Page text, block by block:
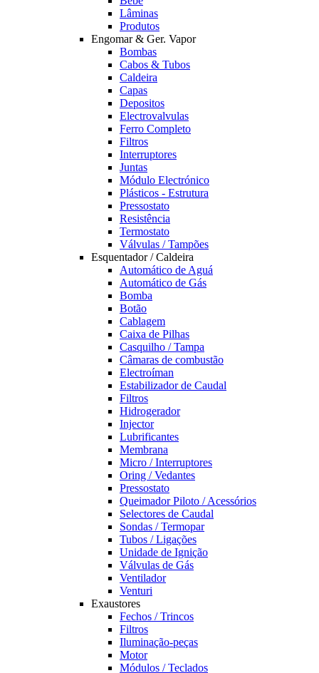
Lâminas
Produtos
Engomar & Ger. Vapor
Bombas
Cabos & Tubos
Caldeira
Capas
Depositos
Electrovalvulas
Ferro Completo
Filtros
Interruptores
Juntas
Módulo Electrónico
Plásticos - Estrutura
Pressostato
Resistência
Termostato
Válvulas / Tampões
Esquentador / Caldeira
Automático de Aguá
Automático de Gás
Bomba
Botão
Cablagem
Caixa de Pilhas
Casquilho / Tampa
Câmaras de combustão
Electroíman
Estabilizador de Caudal
Filtros
Hidrogerador
Injector
Lubrificantes
Membrana
Micro / Interruptores
Oring / Vedantes
Pressostato
Queimador Piloto / Acessórios
Selectores de Caudal
Sondas / Termopar
Tubos / Ligações
Unidade de Ignição
Válvulas de Gás
Ventilador
Venturi
Exaustores
Fechos / Trincos
Filtros
Iluminação-peças
Motor
Módulos / Teclados